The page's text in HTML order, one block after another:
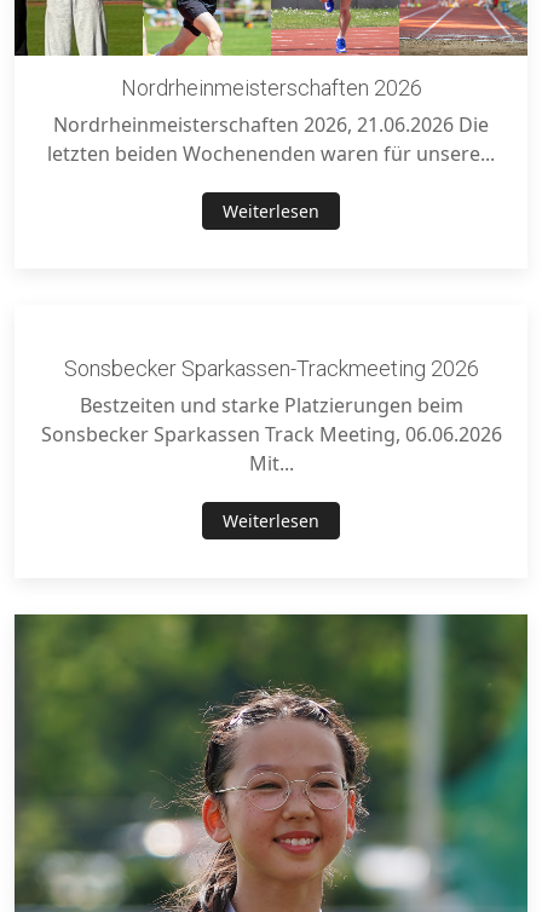
Nordrheinmeisterschaften 2026
Nordrheinmeisterschaften 2026, 21.06.2026 Die
letzten beiden Wochenenden waren für unsere...
Weiterlesen
Sonsbecker Sparkassen-Trackmeeting 2026
Bestzeiten und starke Platzierungen beim
Sonsbecker Sparkassen Track Meeting, 06.06.2026
Mit...
Weiterlesen